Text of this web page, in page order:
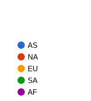
AS
NA
EU
SA
AF